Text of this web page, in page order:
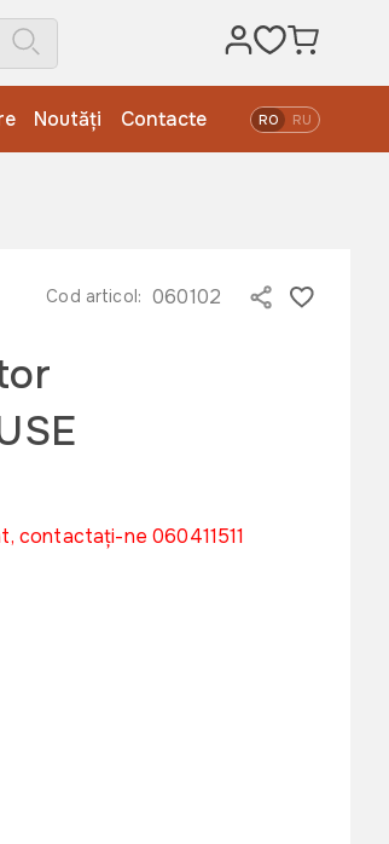
Noutăți Contacte RO RU
Cod articol: 060102
contactați-ne 060411511